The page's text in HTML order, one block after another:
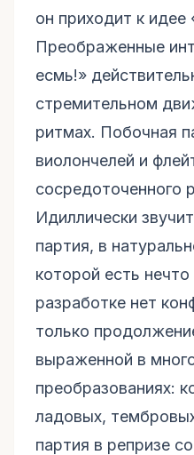
он приходит к идее
Преображенные
есмь!»
стремительном
ритмах. Побочная
виолончелей и
сосредоточенного
Идиллически
партия, в
которой есть
разработке нет
только
выраженной в
преобразованиях:
ладовых,
партия в репризе